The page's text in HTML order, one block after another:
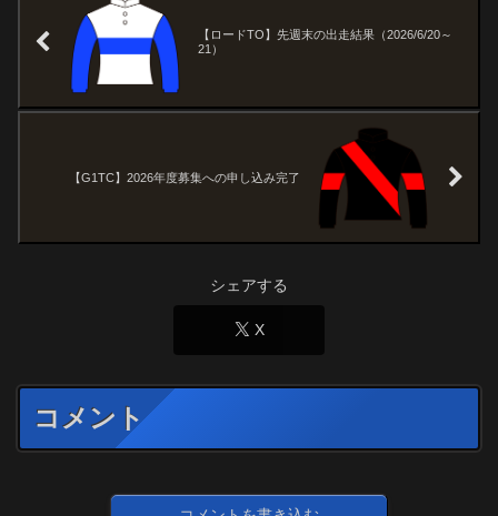
【ロードTO】先週末の出走結果（2026/6/20～
21）
【G1TC】2026年度募集への申し込み完了
シェアする
X
コメント